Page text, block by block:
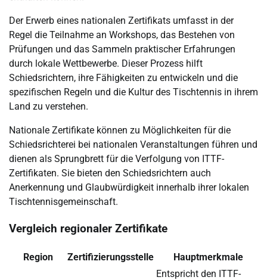
Der Erwerb eines nationalen Zertifikats umfasst in der
Regel die Teilnahme an Workshops, das Bestehen von
Prüfungen und das Sammeln praktischer Erfahrungen
durch lokale Wettbewerbe. Dieser Prozess hilft
Schiedsrichtern, ihre Fähigkeiten zu entwickeln und die
spezifischen Regeln und die Kultur des Tischtennis in ihrem
Land zu verstehen.
Nationale Zertifikate können zu Möglichkeiten für die
Schiedsrichterei bei nationalen Veranstaltungen führen und
dienen als Sprungbrett für die Verfolgung von ITTF-
Zertifikaten. Sie bieten den Schiedsrichtern auch
Anerkennung und Glaubwürdigkeit innerhalb ihrer lokalen
Tischtennisgemeinschaft.
Vergleich regionaler Zertifikate
Region Zertifizierungsstelle Hauptmerkmale
Entspricht den ITTF-